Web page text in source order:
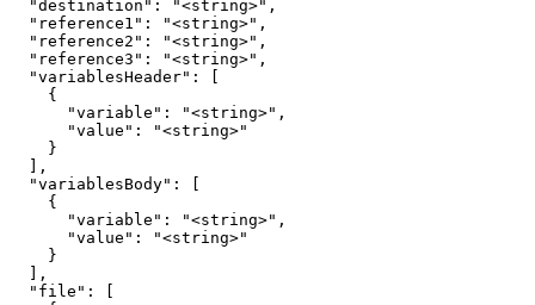
  "destination": "<string>",
  "reference1": "<string>",
  "reference2": "<string>",
  "reference3": "<string>",
  "variablesHeader": [
    {
      "variable": "<string>",
      "value": "<string>"
    }
  ],
  "variablesBody": [
    {
      "variable": "<string>",
      "value": "<string>"
    }
  ],
  "file": [